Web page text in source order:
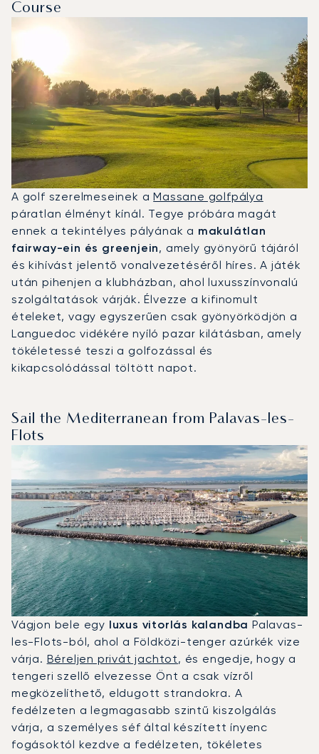
Course
A golf szerelmeseinek aMassane golfpálya
páratlan élményt kínál. Tegye próbára magát
ennek a tekintélyes pályának a makulátlan
fairway-ein és greenjein, amely gyönyörű tájáról
és kihívást jelentő vonalvezetéséről híres. A játék
után pihenjen a klubházban, ahol luxusszínvonalú
szolgáltatások várják. Élvezze a kifinomult
ételeket, vagy egyszerűen csak gyönyörködjön a
Languedoc vidékére nyíló pazar kilátásban, amely
tökéletessé teszi a golfozással és
kikapcsolódással töltött napot.
Sail the Mediterranean from Palavas-les-
Flots
Vágjon bele egy luxus vitorlás kalandba Palavas-
les-Flots-ból, ahol a Földközi-tenger azúrkék vize
várja. Béreljen privát jachtot, és engedje, hogy a
tengeri szellő elvezesse Önt a csak vízről
megközelíthető, eldugott strandokra. A
fedélzeten a legmagasabb szintű kiszolgálás
várja, a személyes séf által készített ínyenc
fogásoktól kezdve a fedélzeten, tökéletes